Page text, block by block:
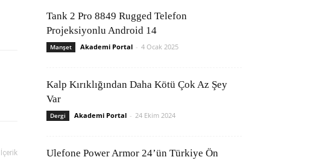
Tank 2 Pro 8849 Rugged Telefon
Projeksiyonlu Android 14
Manşet Akademi Portal - 4 Ocak 2025
Kalp Kırıklığından Daha Kötü Çok Az Şey
Var
Dergi Akademi Portal - 24 Ekim 2024
Ulefone Power Armor 24’ün Türkiye Ön